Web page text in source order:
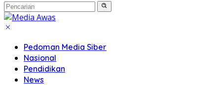
Pedoman Media Siber
Nasional
Pendidikan
News